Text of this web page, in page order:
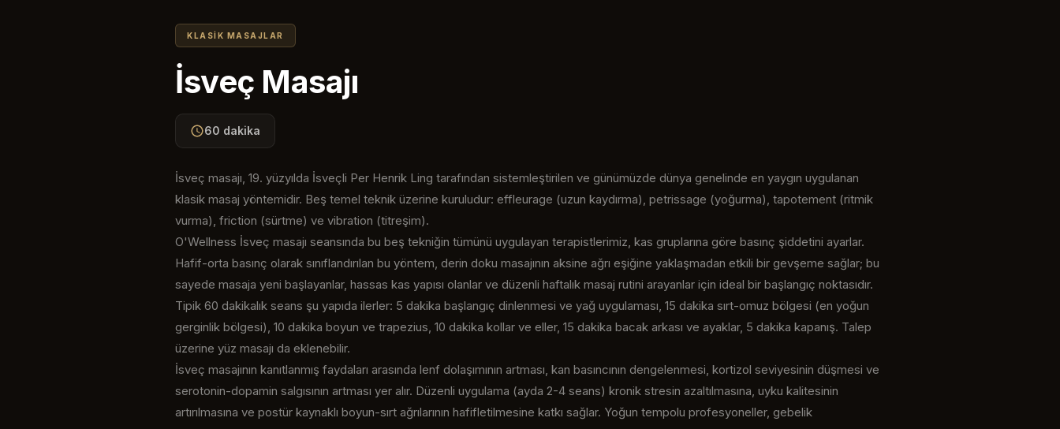
KLASIK MASAJLAR
İsveç Masajı
60 dakika
İsveç masajı, 19. yüzyılda İsveçli Per Henrik Ling tarafından sistemleştirilen ve günümüzde dünya genelinde en yaygın uygulanan
klasik masaj yöntemidir. Beş temel teknik üzerine kuruludur: effleurage (uzun kaydırma), petrissage (yoğurma), tapotement (ritmik
vurma), friction (sürtme) ve vibration (titreşim).
O'Wellness İsveç masajı seansında bu beş tekniğin tümünü uygulayan terapistlerimiz, kas gruplarına göre basınç şiddetini ayarlar.
Hafif-orta basınç olarak sınıflandırılan bu yöntem, derin doku masajının aksine ağrı eşiğine yaklaşmadan etkili bir gevşeme sağlar; bu
sayede masaja yeni başlayanlar, hassas kas yapısı olanlar ve düzenli haftalık masaj rutini arayanlar için ideal bir başlangıç noktasıdır.
Tipik 60 dakikalık seans şu yapıda ilerler: 5 dakika başlangıç dinlenmesi ve yağ uygulaması, 15 dakika sırt-omuz bölgesi (en yoğun
gerginlik bölgesi), 10 dakika boyun ve trapezius, 10 dakika kollar ve eller, 15 dakika bacak arkası ve ayaklar, 5 dakika kapanış. Talep
üzerine yüz masajı da eklenebilir.
İsveç masajının kanıtlanmış faydaları arasında lenf dolaşımının artması, kan basıncının dengelenmesi, kortizol seviyesinin düşmesi ve
serotonin-dopamin salgısının artması yer alır. Düzenli uygulama (ayda 2-4 seans) kronik stresin azaltılmasına, uyku kalitesinin
artırılmasına ve postür kaynaklı boyun-sırt ağrılarının hafifletilmesine katkı sağlar. Yoğun tempolu profesyoneller, gebelik